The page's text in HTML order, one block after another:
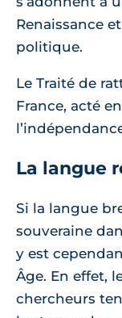
Renaissance
politique.
Le Traité de
France, acté
La langue
Si la langue
souveraine
y est
Âge. En effet,
chercheurs